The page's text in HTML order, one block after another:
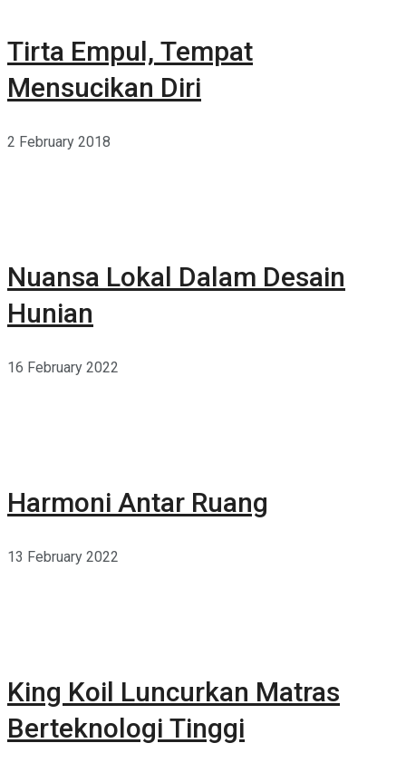
Tirta Empul, Tempat
Mensucikan Diri
2 February 2018
Nuansa Lokal Dalam Desain
Hunian
16 February 2022
Harmoni Antar Ruang
13 February 2022
King Koil Luncurkan Matras
Berteknologi Tinggi